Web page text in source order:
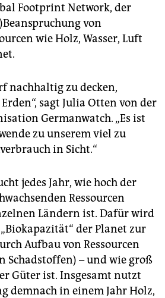
Footprint Network, der
von
wie Holz, Wasser, Luft
nachhaltig zu decken,
sagt Julia Otten von der
Germanwatch. „Es ist
zu unserem viel zu
in Sicht.“
jedes Jahr, wie hoch der
Ressourcen
Ländern ist. Dafür wird
der Planet zur
Aufbau von Ressourcen
Schadstoffen) – und wie groß
Güter ist. Insgesamt nutzt
demnach in einem Jahr Holz,